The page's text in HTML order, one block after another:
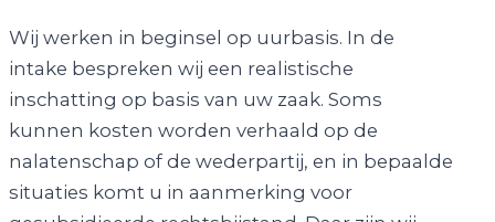
Wij werken in beginsel op uurbasis. In de
intake bespreken wij een realistische
inschatting op basis van uw zaak. Soms
kunnen kosten worden verhaald op de
nalatenschap of de wederpartij, en in bepaalde
situaties komt u in aanmerking voor